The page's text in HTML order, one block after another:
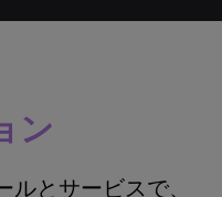
ン
とサービスで、